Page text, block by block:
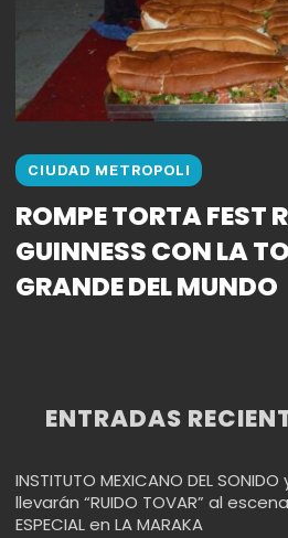
CIUDAD METROPOLI
ROMPE TORTA FEST
GUINNESS CON LA
GRANDE DEL MUNDO
ENTRADAS
INSTITUTO MEXICANO DEL SONIDO
llevarán “RUIDO TOVAR” al
ESPECIAL en LA MARAKA